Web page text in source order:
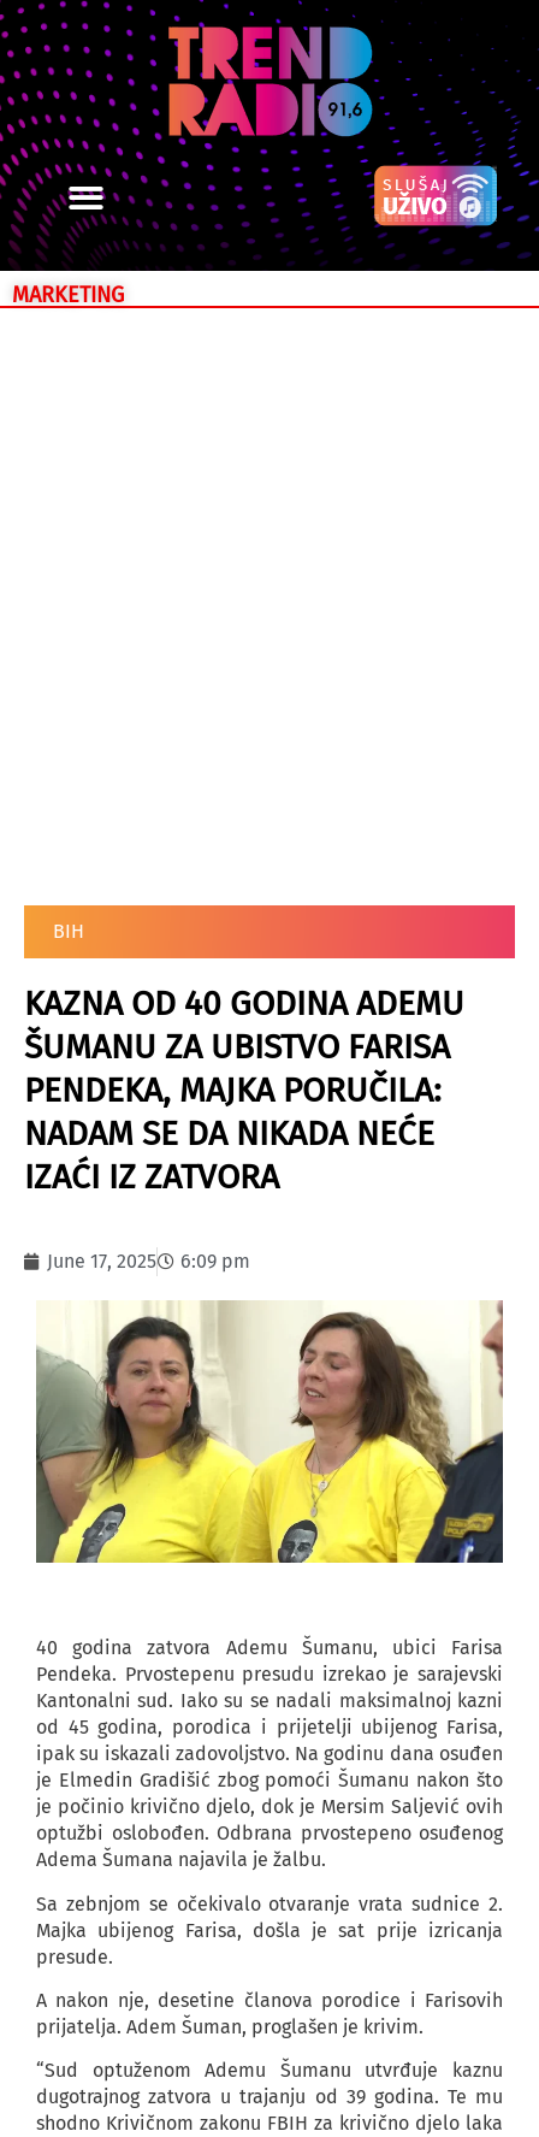
MARKETING
BIH
KAZNA OD 40 GODINA ADEMU
ŠUMANU ZA UBISTVO FARISA
PENDEKA, MAJKA PORUČILA:
NADAM SE DA NIKADA NEĆE
IZAĆI IZ ZATVORA
June 17, 2025 6:09 pm
40 godina zatvora Ademu Šumanu, ubici Farisa
Pendeka. Prvostepenu presudu izrekao je sarajevski
Kantonalni sud. Iako su se nadali maksimalnoj kazni
od 45 godina, porodica i prijetelji ubijenog Farisa,
ipak su iskazali zadovoljstvo. Na godinu dana osuđen
je Elmedin Gradišić zbog pomoći Šumanu nakon što
je počinio krivično djelo, dok je Mersim Saljević ovih
optužbi oslobođen. Odbrana prvostepeno osuđenog
Adema Šumana najavila je žalbu.
Sa zebnjom se očekivalo otvaranje vrata sudnice 2.
Majka ubijenog Farisa, došla je sat prije izricanja
presude.
A nakon nje, desetine članova porodice i Farisovih
prijatelja. Adem Šuman, proglašen je krivim.
“Sud optuženom Ademu Šumanu utvrđuje kaznu
dugotrajnog zatvora u trajanju od 39 godina. Te mu
shodno Krivičnom zakonu FBIH za krivično djelo laka